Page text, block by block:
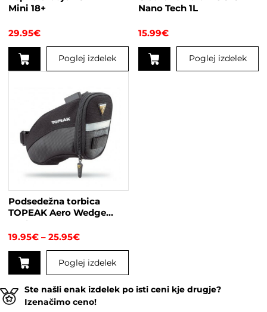
Mini 18+
29.95€
Poglej izdelek
Nano Tech 1L
15.99€
Poglej izdelek
Podsedežna torbica
TOPEAK Aero Wedge
Pack
19.95€ – 25.95€Cenovni
od
19.95€
do
Poglej izdelek
izdelek
ima
Ste našli enak izdelek po isti ceni kje drugje?
Izenačimo ceno!